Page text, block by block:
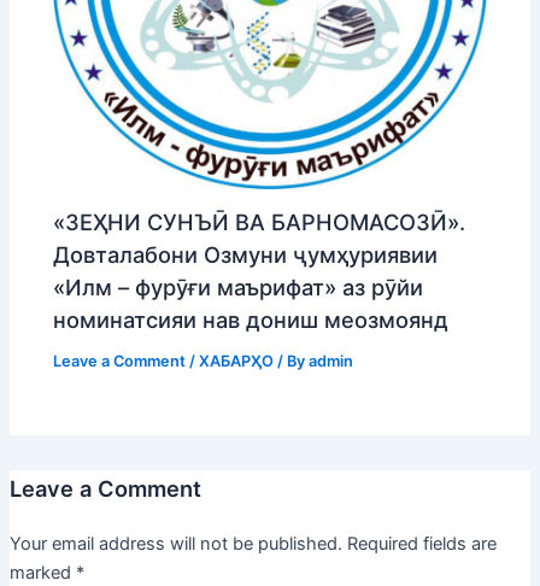
«ЗЕҲНИ СУНЪӢ ВА БАРНОМАСОЗӢ».
Довталабони Озмуни ҷумҳуриявии
«Илм – фурӯғи маърифат» аз рӯйи
номинатсияи нав дониш меозмоянд
Leave a Comment /ХАБАРҲО / Byadmin
Leave a Comment
Your email address will not be published. Required fields are
marked *